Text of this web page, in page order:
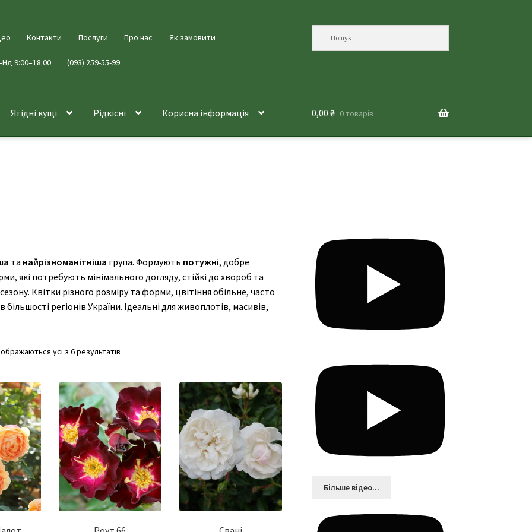
Контакти Послуги Про нас Як замовити
9:00–18:00 (093) 259-55-99
Ягідні кущі Рідкісні Корисна інформація 0,00 ₴ 0 товарів
та найрізноманітніша група. Формують потужні, добре
які потребують мінімального догляду, стійкі до хвороб та
Квітки різного розміру та форми, цвітіння обільне, часто
регіонів України. Ідеальні для живоплотів, масивів,
усі з 6 результатів
Більшe відео...